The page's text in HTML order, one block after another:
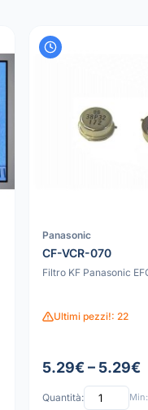
Panasonic
CF-VCR-070
Filtro KF Panasonic
Ultimi pezzi!: 22
5.29€ – 5.29€
Quantità: Min: